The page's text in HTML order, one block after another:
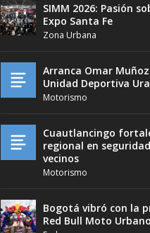
SIMM 2026: Pasión
Expo Santa Fe
Zona Urbana
Arranca Omar
Unidad Deportiva
Motorismo
Cuautlancingo
regional en
vecinos
Motorismo
Bogotá vibró con la
Red Bull Moto Urbano